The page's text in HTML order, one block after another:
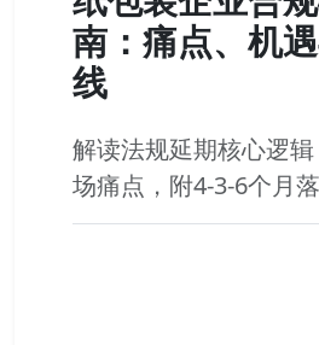
南：痛点、机
线
解读法规延期核心逻
场痛点，附4-3-6个月